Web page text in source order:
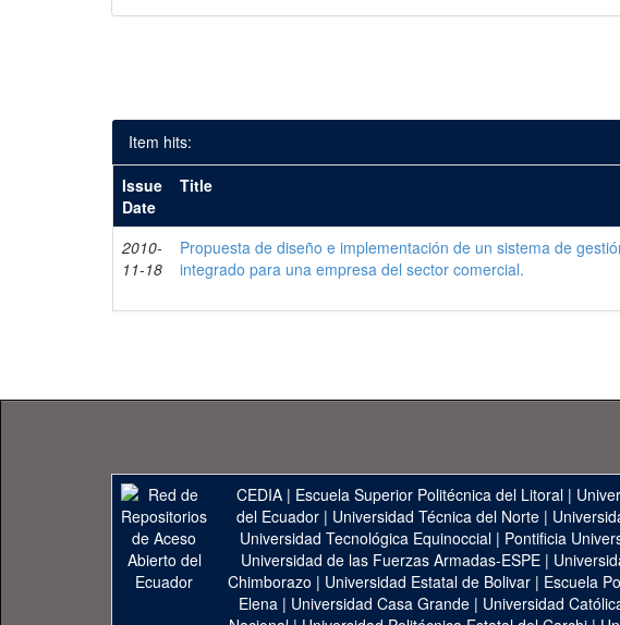
Item hits:
Issue
Date
Title
2010-
11-18
Propuesta de diseño e implementación de un sistema de
integrado para una empresa del sector comercial.
CEDIA | Escuela Superior Politécnica del Litoral |
del Ecuador| Universidad Técnica del Norte|
Universidad Tecnológica Equinoccial| Pontificia
Universidad de las Fuerzas Armadas-ESPE |
Chimborazo | Universidad Estatal de Bolivar| Escuela
Elena | Universidad Casa Grande | Universidad